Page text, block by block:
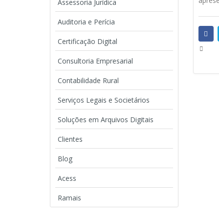
Assessoria Jurídica
Auditoria e Perícia
Certificação Digital
Consultoria Empresarial
Contabilidade Rural
Serviços Legais e Societários
Soluções em Arquivos Digitais
Clientes
Blog
Acess
Ramais